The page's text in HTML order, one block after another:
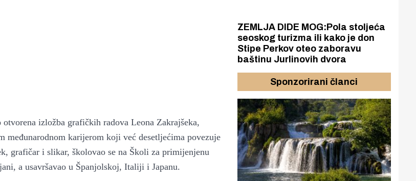
izložba grafičkih radova Leona Zakrajšeka,
međunarodnom karijerom koji već desetljećima povezuje
grafičar i slikar, školovao se na Školi za primijenjenu
a usavršavao u Španjolskoj, Italiji i Japanu.
ZEMLJA DIDE MOG:Pola stoljeća
seoskog turizma ili kako je don
Stipe Perkov oteo zaboravu
baštinu Jurlinovih dvora
Sponzorirani članci